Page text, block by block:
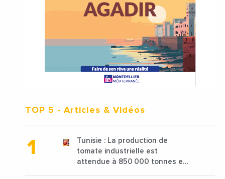
TOP 5 - Articles & Vidéos
Tunisie : La production de
tomate industrielle est
attendue à 850 000 tonnes en